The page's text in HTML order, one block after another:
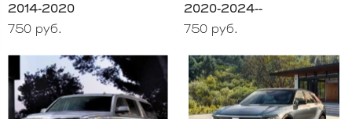
2014-2020
750 руб.
2020-2024--
750 руб.